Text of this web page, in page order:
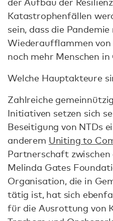
Katastrophenfällen
sein, dass die
Wiederaufflammen
noch mehr Menschen
Welche Hauptakteure
Zahlreiche
Initiativen setzen sich
Beseitigung von NTDs
anderem Uniting to
Partnerschaft
Melinda Gates
Organisation, die in
tätig ist, hat sich
für die Ausrottung von